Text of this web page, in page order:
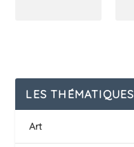
LES THÉMATIQUES
Art